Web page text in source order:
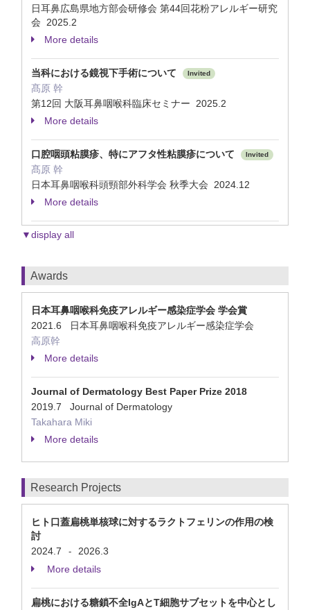
日耳鼻広島県地方部会研修会 第44回花粉アレルギー研究
会 2025.2
More details
当科における鏡視下手術について Invited
髙原 幹
第12回 大阪耳鼻咽喉科臨床セミナー 2025.2
More details
口腔咽頭粘膜疹、特にアフタ性粘膜疹について Invited
髙原 幹
日本耳鼻咽喉科頭頸部外科学会 秋季大会 2024.12
More details
▼display all
Awards
日本耳鼻咽喉科免疫アレルギー感染症学会 学会賞
2021.6 日本耳鼻咽喉科免疫アレルギー感染症学会
高原幹
More details
Journal of Dermatology Best Paper Prize 2018
2019.7 Journal of Dermatology
Takahara Miki
More details
Research Projects
ヒト口蓋扁桃単核球に対するラクトフェリンの作用の検
討
2024.7
-
2026.3
More details
扁桃における糖鎖不全IgAとT細胞サブセットを中心とし